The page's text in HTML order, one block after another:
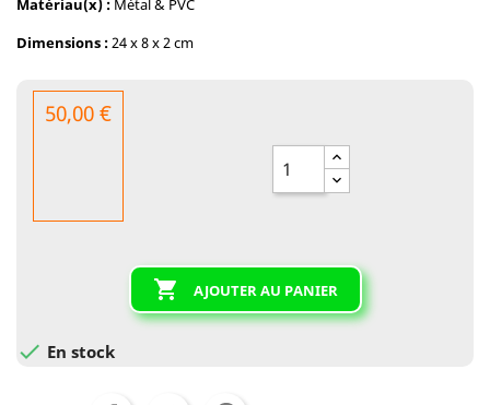
Matériau(x) : Métal & PVC
Dimensions :24 x 8 x 2 cm
50,00 €
 AJOUTER AU PANIER
 En stock